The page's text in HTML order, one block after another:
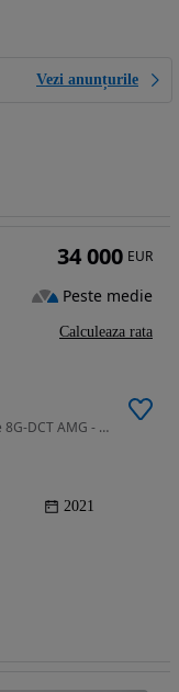
Vezi anunțurile
1332 cm3 • 218 CP • Mercedes-Benz CLA 250 e 8G-DCT AMG - stare perfecta
2021
34 000 EUR
Peste medie
Calculeaza rata